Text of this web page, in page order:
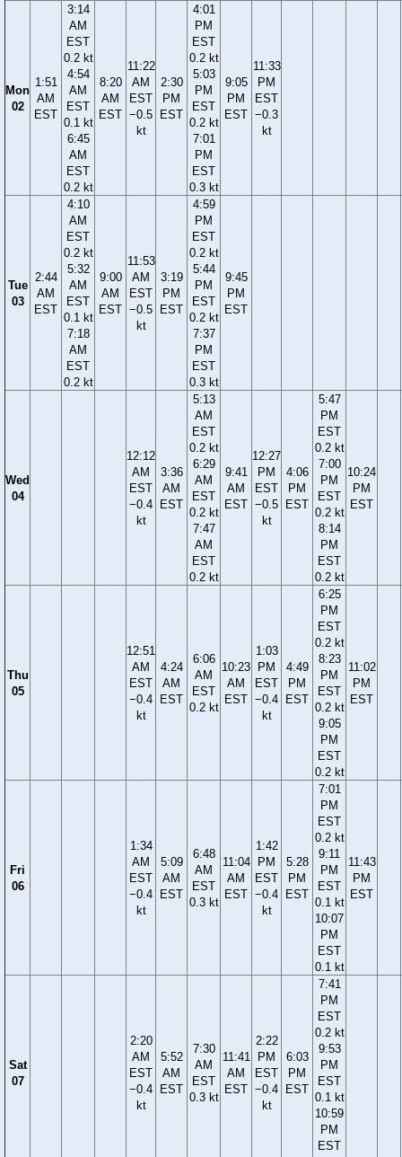
Mon
02
1:51
AM
EST
3:14
AM
EST
0.2 kt
4:54
AM
EST
0.1 kt
6:45
AM
EST
0.2 kt
8:20
AM
EST
11:22
AM
EST
−0.5
kt
2:30
PM
EST
4:01
PM
EST
0.2 kt
5:03
PM
EST
0.2 kt
7:01
PM
EST
0.3 kt
9:05
PM
EST
11:33
PM
EST
−0.3
kt
Tue
03
2:44
AM
EST
4:10
AM
EST
0.2 kt
5:32
AM
EST
0.1 kt
7:18
AM
EST
0.2 kt
9:00
AM
EST
11:53
AM
EST
−0.5
kt
3:19
PM
EST
4:59
PM
EST
0.2 kt
5:44
PM
EST
0.2 kt
7:37
PM
EST
0.3 kt
9:45
PM
EST
Wed
04
12:12
AM
EST
−0.4
kt
3:36
AM
EST
5:13
AM
EST
0.2 kt
6:29
AM
EST
0.2 kt
7:47
AM
EST
0.2 kt
9:41
AM
EST
12:27
PM
EST
−0.5
kt
4:06
PM
EST
5:47
PM
EST
0.2 kt
7:00
PM
EST
0.2 kt
8:14
PM
EST
0.2 kt
10:24
PM
EST
Thu
05
12:51
AM
EST
−0.4
kt
4:24
AM
EST
6:06
AM
EST
0.2 kt
10:23
AM
EST
1:03
PM
EST
−0.4
kt
4:49
PM
EST
6:25
PM
EST
0.2 kt
8:23
PM
EST
0.2 kt
9:05
PM
EST
0.2 kt
11:02
PM
EST
Fri
06
1:34
AM
EST
−0.4
kt
5:09
AM
EST
6:48
AM
EST
0.3 kt
11:04
AM
EST
1:42
PM
EST
−0.4
kt
5:28
PM
EST
7:01
PM
EST
0.2 kt
9:11
PM
EST
0.1 kt
10:07
PM
EST
0.1 kt
11:43
PM
EST
Sat
07
2:20
AM
EST
−0.4
kt
5:52
AM
EST
7:30
AM
EST
0.3 kt
11:41
AM
EST
2:22
PM
EST
−0.4
kt
6:03
PM
EST
7:41
PM
EST
0.2 kt
9:53
PM
EST
0.1 kt
10:59
PM
EST